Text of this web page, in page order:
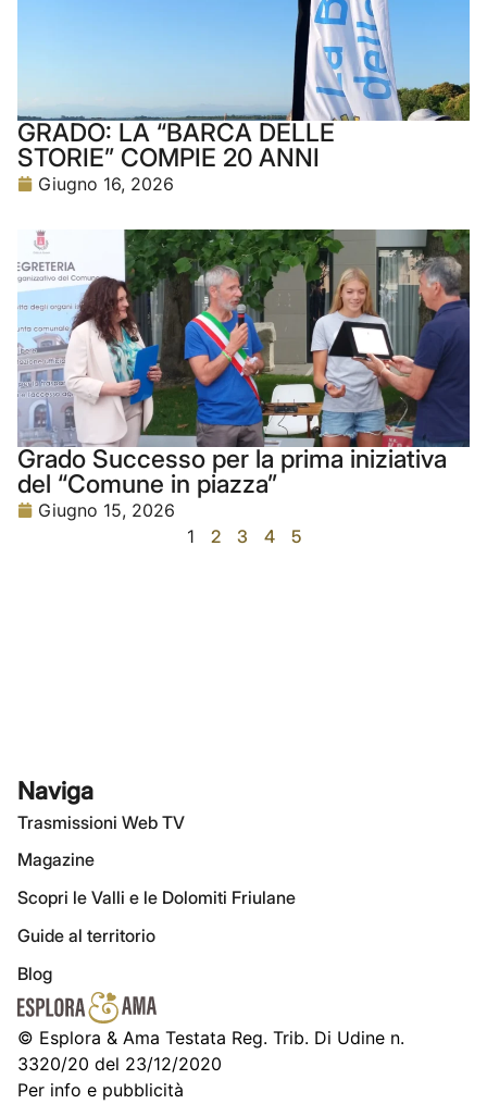
GRADO: LA “BARCA DELLE
STORIE” COMPIE 20 ANNI
Giugno 16, 2026
Grado Successo per la prima iniziativa
del “Comune in piazza”
Giugno 15, 2026
1
2 3 4 5
Naviga
Trasmissioni Web TV
Magazine
Scopri le Valli e le Dolomiti Friulane
Guide al territorio
Blog
© Esplora & Ama Testata Reg. Trib. Di Udine n.
3320/20 del 23/12/2020
Per info e pubblicità